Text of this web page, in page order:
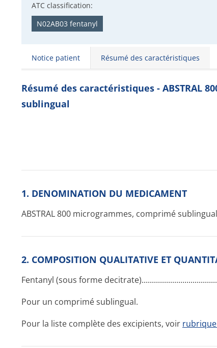
ATC classification:
N02AB03 fentanyl
Notice patient Résumé des caractéristiques
Résumé des caractéristiques - ABSTRAL
sublingual
1. DENOMINATION DU MEDICAMENT
ABSTRAL 800 microgrammes, comprimé sublingual
2. COMPOSITION QUALITATIVE ET
Fentanyl (sous forme
Pour un comprimé sublingual.
Pour la liste complète des excipients, voir rubrique